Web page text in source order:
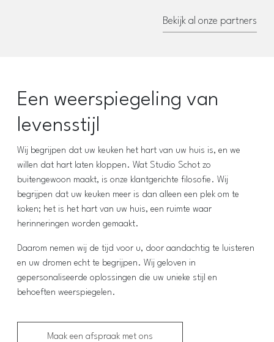
Bekijk al onze partners
Een weerspiegeling van
levensstijl
Wij begrijpen dat uw keuken het hart van uw huis is, en we
willen dat hart laten kloppen. Wat Studio Schot zo
buitengewoon maakt, is onze klantgerichte filosofie. Wij
begrijpen dat uw keuken meer is dan alleen een plek om te
koken; het is het hart van uw huis, een ruimte waar
herinneringen worden gemaakt.
Daarom nemen wij de tijd voor u, door aandachtig te luisteren
en uw dromen echt te begrijpen. Wij geloven in
gepersonaliseerde oplossingen die uw unieke stijl en
behoeften weerspiegelen.
Maak een afspraak met ons